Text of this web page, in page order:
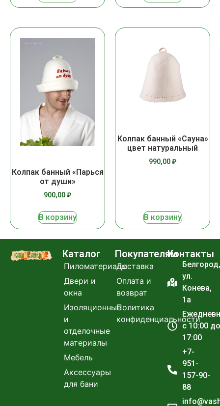
Колпак банный «Парься
от души»
900,00₽
В корзину
Колпак банный «Сауна»
цвет натуральный
990,00₽
В корзину
Каталог
Пиломатериалы
Двери и
окна
Изоляционные
и
отделочные
материалы
Мебель
Аксессуары
для бани
Покупателям
Доставка
Оплата и
возврат
Политика
конфиденциальности
Контакты
Белгород,
ул.
Конева,
1а
с 10:00 до
17:00
+7-
951-
157-90-
88